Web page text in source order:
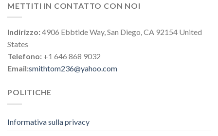
METTITI IN CONTATTO CON NOI
Indirizzo:4906 Ebbtide Way, San Diego, CA 92154 United
States
Telefono: +1 646 868 9032
Email:smithtom236@yahoo.com
POLITICHE
Informativa sulla privacy